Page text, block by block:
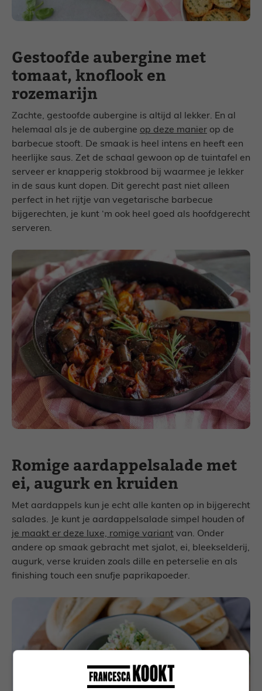
Gestoofde aubergine met
tomaat, knoflook en
rozemarijn
Zachte, gestoofde aubergine is altijd al lekker. En al
helemaal als je de aubergine op deze manier op de
barbecue stooft. De smaak is heel intens en heeft een
heerlijke saus. Zet de schaal gewoon op de tuintafel en
serveer er knapperig stokbrood bij waarmee je lekker
in de saus kunt dopen. Dit gerecht past niet alleen
perfect in het rijtje van vegetarische barbecue
bijgerechten, je kunt ‘m ook heel goed als hoofdgerecht
serveren.
Romige aardappelsalade met
ei, augurk en kruiden
Met aardappels kun je echt alle kanten op in bijgerecht
salades. Je kunt je aardappelsalade simpel houden of
je maakt er deze luxe, romige variant van. Onder
andere op smaak gebracht met sjalot, ei, bleekselderij,
augurk, verse kruiden zoals dille en peterselie en als
finishing touch een snufje paprikapoeder.